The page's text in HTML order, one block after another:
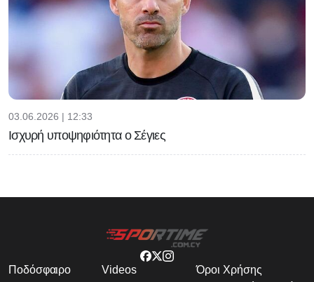
03.06.2026 | 12:33
Ισχυρή υποψηφιότητα ο Σέγιες
Ποδόσφαιρο
Videos
Όροι Χρήσης